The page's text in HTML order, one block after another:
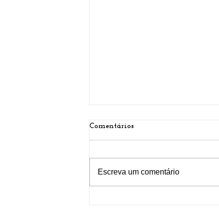
Comentários
Escreva um comentário